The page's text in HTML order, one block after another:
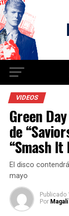
VIDEOS
Green
de
“Smash
El disco
mayo
Publicado
Por